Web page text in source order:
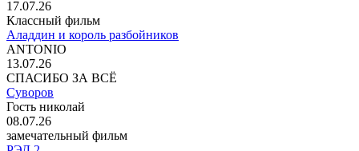
17.07.26
Классный фильм
Аладдин и король разбойников
ANTONIO
13.07.26
СПАСИБО ЗА ВСЁ
Суворов
Гость николай
08.07.26
замечательный фильм